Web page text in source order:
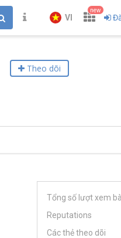
VI
new
Theo dõi
Tổng số lượt xem
Reputations
Các thẻ theo dõi